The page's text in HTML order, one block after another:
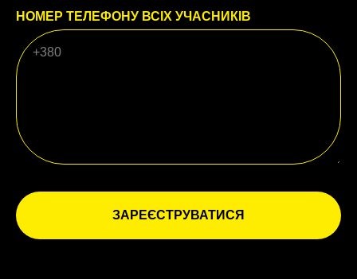
НОМЕР ТЕЛЕФОНУ ВСІХ УЧАСНИКІВ
ЗАРЕЄСТРУВАТИСЯ